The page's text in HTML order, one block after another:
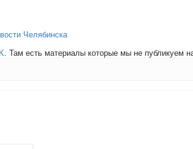
Челябинска
. Там есть материалы которые мы не публикуем